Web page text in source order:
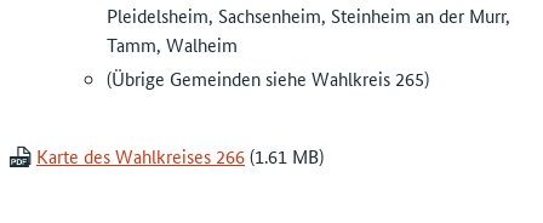
Pleidelsheim, Sachsenheim, Steinheim an der Murr,
Tamm, Walheim
(Übrige Gemeinden siehe Wahlkreis 265)
Karte des Wahlkreises 266